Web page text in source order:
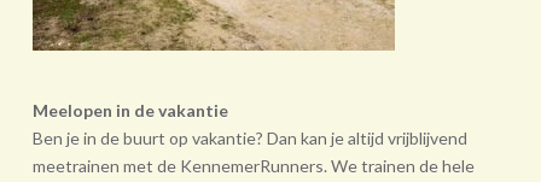
Meelopen in de vakantie
Ben je in de buurt op vakantie? Dan kan je altijd vrijblijvend
meetrainen met de KennemerRunners. We trainen de hele